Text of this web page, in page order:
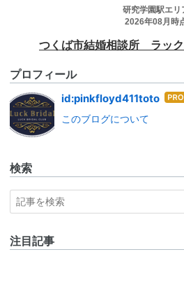
プロフィール
id:pinkfloyd411toto はて
このブログについて
検索
注目記事